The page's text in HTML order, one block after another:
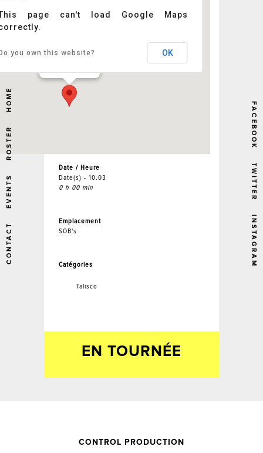
CONTACT
EVENTS
ROSTER
HOME
FACEBOOK
TWITTER
INSTAGRAM
r - New York
page can't load Google Maps
you own this website? OK
Date / Heure
Date(s) - 10.03
0 h 00 min
Emplacement
SOB's
Catégories
Talisco
EN TOURNÉE
CONTROL PRODUCTION